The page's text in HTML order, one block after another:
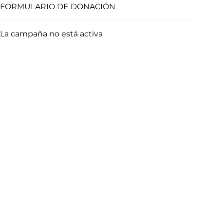
FORMULARIO DE DONACIÓN
La campaña no está activa